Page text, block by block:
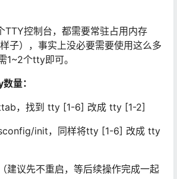
TTY控制台，都需要常驻占用内存
子），事实上没必要需要使用这么多
1~2个tty即可。
量：
，找到 tty [1-6] 改成 tty [1-2]
init，同样将tty [1-6] 改成 tty
建议先不重启，等后续操作完成一起